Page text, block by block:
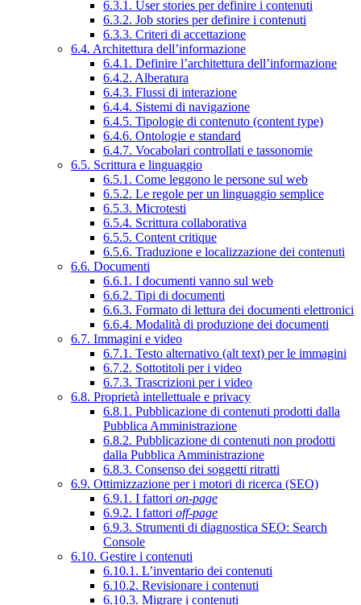
6.3.1. User stories per definire i contenuti
6.3.2. Job stories per definire i contenuti
6.3.3. Criteri di accettazione
6.4. Architettura dell’informazione
6.4.1. Definire l’architettura dell’informazione
6.4.2. Alberatura
6.4.3. Flussi di interazione
6.4.4. Sistemi di navigazione
6.4.5. Tipologie di contenuto (content type)
6.4.6. Ontologie e standard
6.4.7. Vocabolari controllati e tassonomie
6.5. Scrittura e linguaggio
6.5.1. Come leggono le persone sul web
6.5.2. Le regole per un linguaggio semplice
6.5.3. Microtesti
6.5.4. Scrittura collaborativa
6.5.5. Content critique
6.5.6. Traduzione e localizzazione dei contenuti
6.6. Documenti
6.6.1. I documenti vanno sul web
6.6.2. Tipi di documenti
6.6.3. Formato di lettura dei documenti elettronici
6.6.4. Modalità di produzione dei documenti
6.7. Immagini e video
6.7.1. Testo alternativo (alt text) per le immagini
6.7.2. Sottotitoli per i video
6.7.3. Trascrizioni per i video
6.8. Proprietà intellettuale e privacy
6.8.1. Pubblicazione di contenuti prodotti dalla
Pubblica Amministrazione
6.8.2. Pubblicazione di contenuti non prodotti
dalla Pubblica Amministrazione
6.8.3. Consenso dei soggetti ritratti
6.9. Ottimizzazione per i motori di ricerca (SEO)
6.9.1. I fattori on-page
6.9.2. I fattori off-page
6.9.3. Strumenti di diagnostica SEO: Search
Console
6.10. Gestire i contenuti
6.10.1. L’inventario dei contenuti
6.10.2. Revisionare i contenuti
6.10.3. Migrare i contenuti